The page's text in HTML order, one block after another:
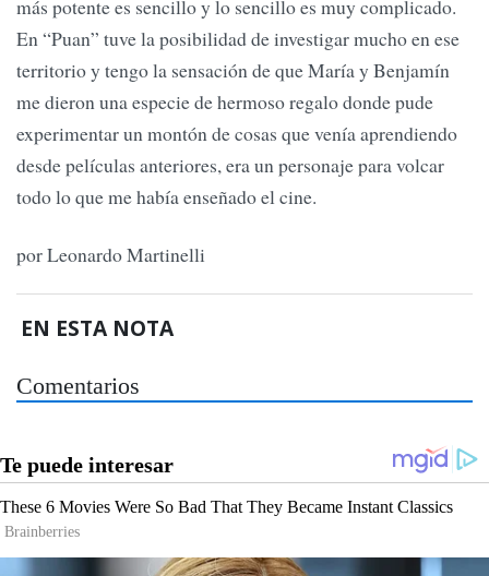
más potente es sencillo y lo sencillo es muy complicado.
En “Puan” tuve la posibilidad de investigar mucho en ese
territorio y tengo la sensación de que María y Benjamín
me dieron una especie de hermoso regalo donde pude
experimentar un montón de cosas que venía aprendiendo
desde películas anteriores, era un personaje para volcar
todo lo que me había enseñado el cine.
por Leonardo Martinelli
EN ESTA NOTA
Comentarios